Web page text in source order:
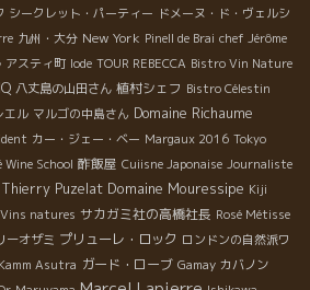
シークレット・パーティー ドメーヌ・ド・ヴェルシ
九州・大分 New York Pinell de Brai chef Jérôme
アスティ町 Iode TOUR REBECCA Bistro Vin Nature
八丈島の山田さん 植村シェフ Bistro Célestin
エル マルゴの中島さん Domaine Richaume
カー・ジェー・ベー Margaux 2016 Tokyo
Wine School 酢飯屋 Cuiisne Japonaise Journaliste
Thierry Puzelat Domaine Mouressipe Kiji
Vins natures サカガミ社の高橋社長 Rosé Métisse
ーオザミ プリューレ・ロック ロンドンの自然派ワ
Kamm Asutra ガード・ローブ Gamay カバノン